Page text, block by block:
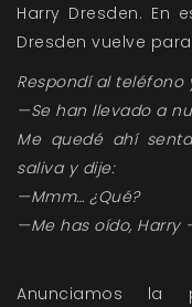
Harry Dresden. En
Dresden vuelve
Respondí al teléfono
—Se han llevado a
Me quedé ahí
saliva y dije:
—Mmm… ¿Qué?
—Me has oído, Harry
Anunciamos